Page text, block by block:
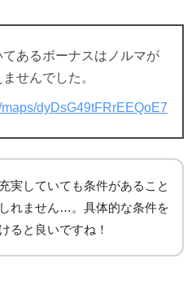
あるボーナスはノルマが
せんでした。
dyDsG49tFRrEEQoE7
実していても条件があること
れません…。具体的な条件を
ると良いですね！